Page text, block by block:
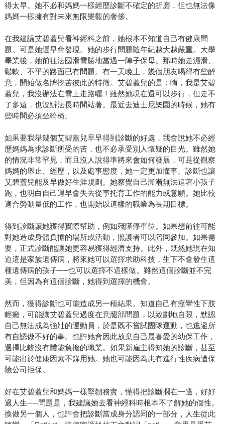
得太早。她不必和媽媽一樣經歷診斷不確定的折磨，但也無法像
媽媽一樣擁有對未來無限樂觀的奢侈。
在我建議艾碧蓋兒看神經科之前，她根本不知道自己有健康問
題。可是她遲早會發現。她的步行問題隨年紀越大越嚴重。大學
畢業後，她前往法國滑雪勝地當過一陣子保母。那時她走濕滑、
鬆軟、不平的路面已有問題。有一天晚上，幾個朋友喝得有些醉
意，開始做名牌挖苦彼此的特徵。艾碧蓋兒的是：嗨，我是艾碧
蓋兒，我沒辦法在雪上走路喔！雖然她現在還可以步行，但走不
了多遠，也沒辦法長時間站著。最近去迪士尼樂園的時候，她有
些時間必須坐輪椅。
如果要我舉幾個艾碧蓋兒早早得到診斷的好處，我會說她不必經
歷媽媽為求診斷所受的苦，也不必承受別人懷疑的目光。雖然她
的情況非常罕見，而且沒人說得準將來會如何發展，可是從觀察
媽媽的舉止、經歷，以及處事態度，她一定更加懂事。診斷也讓
艾碧蓋兒能及早做好生涯規劃。她察覺自己漸漸無法追著小孩子
跑，也明白自己遲早會失去從事托育工作的能力或意願。她比較
適合勞動量低的工作，也開始以這樣的職業為長期目標。
得到診斷讓她獲得實際幫助，例如殘障停車位。如果想前往可能
對她造成身體負擔的場所或活動，照護者可以陪同參加。如果需
要，正式診斷能讓她更容易獲得經濟支持。此外，既然她現在知
道這是家族遺傳病，將來她可以選擇求助科技，生下不會發生這
種遺傳病的孩子──也可以選擇不這樣做。雖然這個診斷並不完
美，但因為有這個診斷，她得到選擇的機會。
然而，獲得診斷也可能造成另一種結果。知道自己有痙攣性下肢
輕癱，可能讓艾碧蓋兒過度在意腿部問題，以致劃地自限，默認
自己無法成為強壯的運動員，於是既不嘗試團隊運動，也逃避所
有自認做不好的事。也許她會因此放棄自己最喜愛的幼保工作，
選擇比較沒有體能負擔的職業。如果新雇主得知她的診斷，甚至
可能出於健康因素不錄用她。她也可能因為患有進行性疾病遭保
險公司拒保。
好在艾碧蓋兒和媽媽一樣堅韌務實，懂得把診斷擱在一邊，好好
過人生──問題是，我建議她去看神經科時根本不了解她的個性。
換做另一個人，也許會把診斷當成身分認同的一部分，人生從此